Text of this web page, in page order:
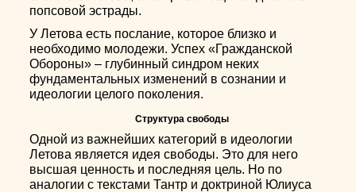
попсовой эстрады.
У Летова есть послание, которое близко и
необходимо молодежи. Успех «Гражданской
Обороны» – глубинный синдром неких
фундаментальных изменений в сознании и
идеологии целого поколения.
Структура свободы
Одной из важнейших категорий в идеологии
Летова является идея свободы. Это для него
высшая ценность и последняя цель. Но по
аналогии с текстами Тантр и доктриной Юлиуса